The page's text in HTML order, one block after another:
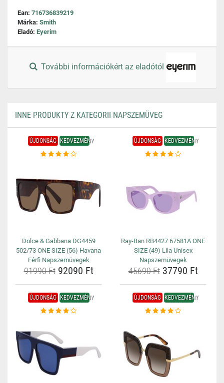
Ean: 716736839219
Márka: Smith
Eladó: Eyerim
További információkért az eladótól
INNE PRODUKTY Z KATEGORII NAPSZEMÜVEG
ÚJDONSÁG KEDVEZMÉNY
Dolce & Gabbana DG4459
502/73 ONE SIZE (56) Havana
Férfi Napszemüvegek
91990 Ft92090 Ft
ÚJDONSÁG KEDVEZMÉNY
Ray-Ban RB4427 67581A ONE
SIZE (49) Lila Unisex
Napszemüvegek
45690 Ft37790 Ft
ÚJDONSÁG KEDVEZMÉNY ÚJDONSÁG KEDVEZMÉNY